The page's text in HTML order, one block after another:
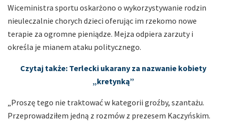
Wiceministra sportu oskarżono o wykorzystywanie rodzin
nieuleczalnie chorych dzieci oferując im rzekomo nowe
terapie za ogromne pieniądze. Mejza odpiera zarzuty i
określa je mianem ataku politycznego.
Czytaj także: Terlecki ukarany za nazwanie kobiety
„kretynką”
„Proszę tego nie traktować w kategorii groźby, szantażu.
Przeprowadziłem jedną z rozmów z prezesem Kaczyńskim.